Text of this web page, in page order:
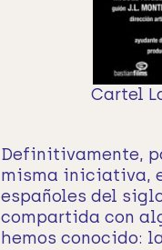
Cartel
Definitivamente,
misma iniciativa,
españoles del
compartida con
hemos conocido: